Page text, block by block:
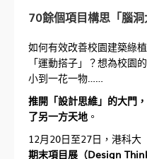
70餘個項目構思「腦
如何有效改善校園建築綠
「運動搭子」？想為校園
小到一花一物……
推開「設計思維」的大門
了另一方天地 。
12月20日至27日，港科大
期末項目展（Design